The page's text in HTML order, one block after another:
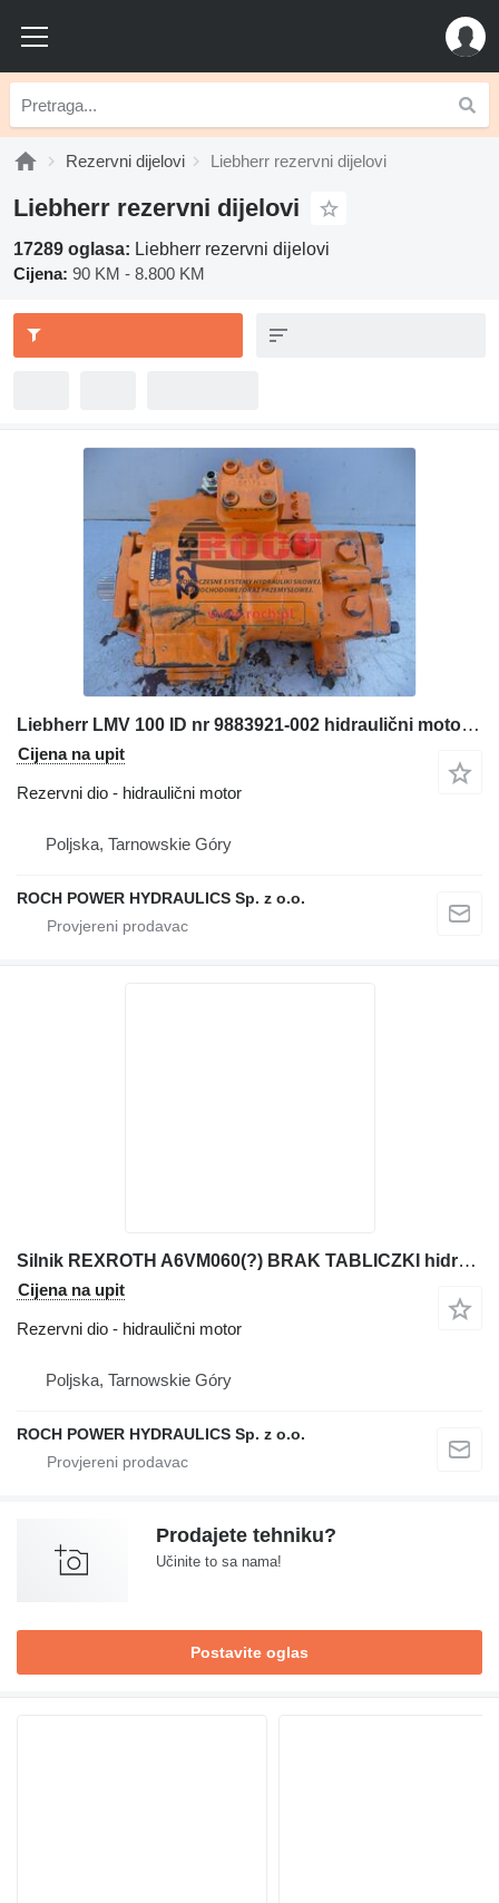
Rezervni dijelovi Liebherr rezervni dijelovi
Liebherr rezervni dijelovi
17289 oglasa: Liebherr rezervni dijelovi
Cijena: 90 KM - 8.800 KM
Liebherr LMV 100 ID nr 9883921-002 hidraulični motor za Liebherr A904 bagera
Cijena na upit
Rezervni dio - hidraulični motor
Poljska, Tarnowskie Góry
ROCH POWER HYDRAULICS Sp. z o.o.
Silnik REXROTH A6VM060(?) BRAK TABLICZKI hidraulični motor za Liebherr L538 prednjeg utovarivača
Cijena na upit
Rezervni dio - hidraulični motor
Poljska, Tarnowskie Góry
ROCH POWER HYDRAULICS Sp. z o.o.
Prodajete tehniku?
Učinite to sa nama!
Postavite oglas